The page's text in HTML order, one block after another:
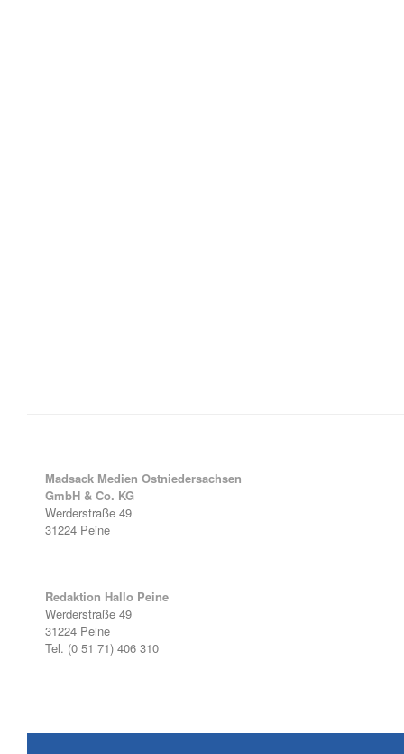
Madsack Medien Ostniedersachsen
GmbH & Co. KG
Werderstraße 49
31224 Peine
Redaktion Hallo Peine
Werderstraße 49
31224 Peine
Tel. (0 51 71) 406 310